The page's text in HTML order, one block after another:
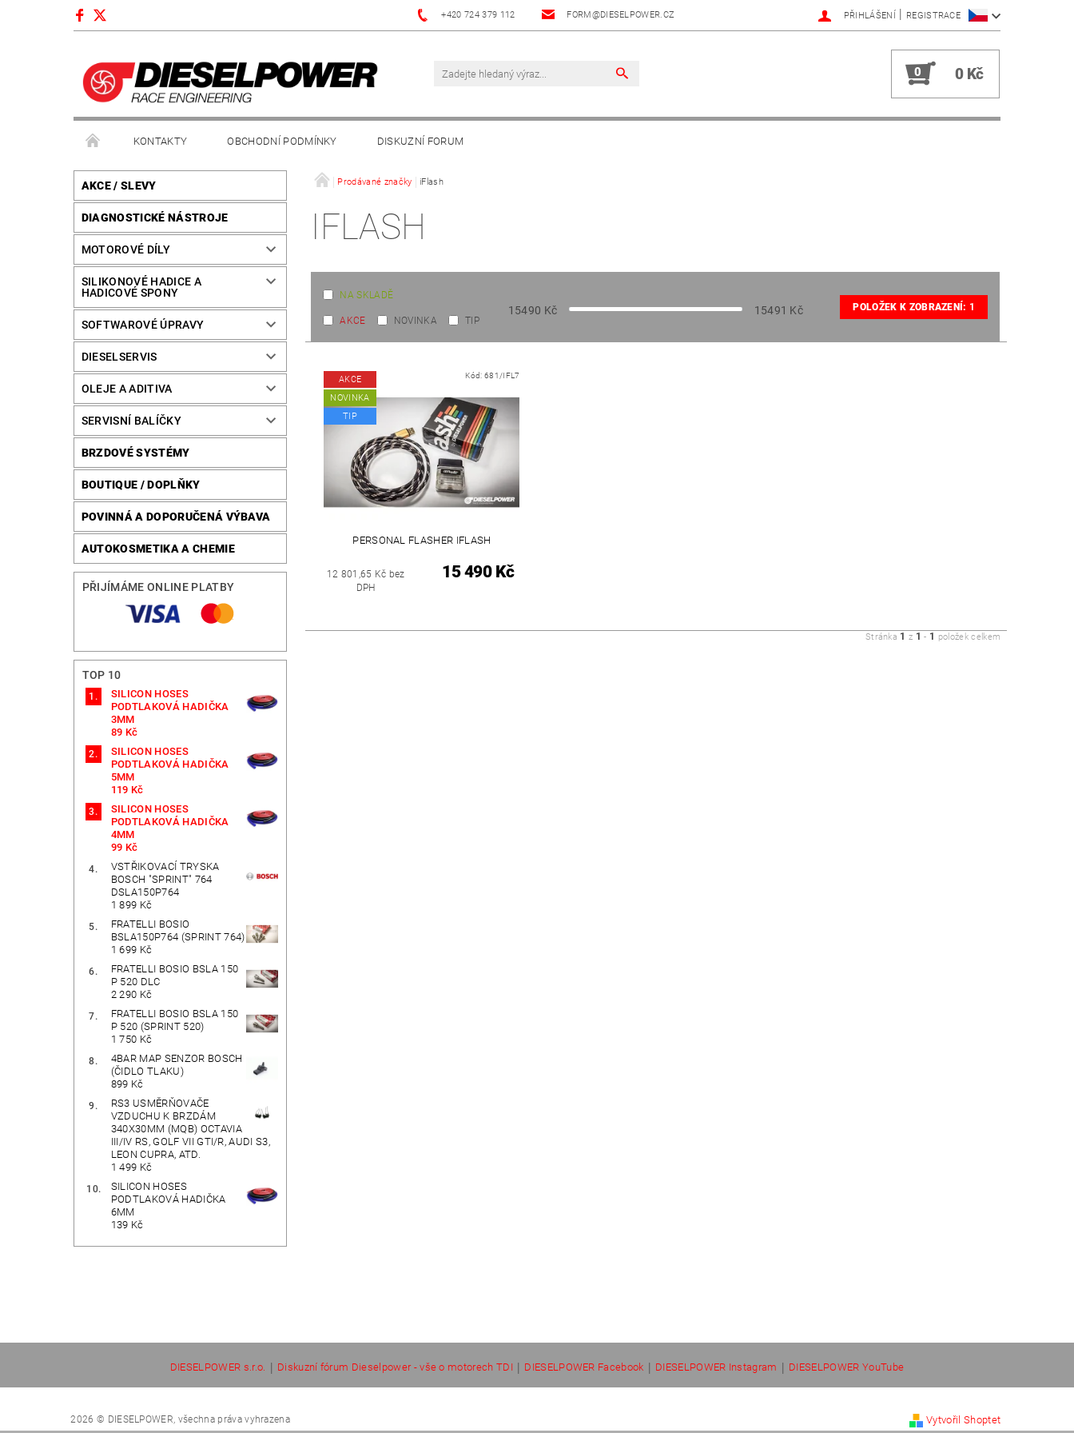
+420 724 379 112 FORM@DIESELPOWER.CZ PŘIHLÁŠENÍ | REGISTRACE
0 0 Kč
KONTAKTY OBCHODNÍ PODMÍNKY DISKUZNÍ FORUM
AKCE / SLEVY
DIAGNOSTICKÉ NÁSTROJE
MOTOROVÉ DÍLY
SILIKONOVÉ HADICE A
HADICOVÉ SPONY
SOFTWAROVÉ ÚPRAVY
DIESELSERVIS
OLEJE A ADITIVA
SERVISNÍ BALÍČKY
BRZDOVÉ SYSTÉMY
BOUTIQUE / DOPLŇKY
POVINNÁ A DOPORUČENÁ VÝBAVA
AUTOKOSMETIKA A CHEMIE
PŘIJÍMÁME ONLINE PLATBY
TOP 10
SILICON HOSES
PODTLAKOVÁ HADIČKA
3MM
89 Kč
SILICON HOSES
PODTLAKOVÁ HADIČKA
5MM
119 Kč
SILICON HOSES
PODTLAKOVÁ HADIČKA
4MM
99 Kč
VSTŘIKOVACÍ TRYSKA
BOSCH "SPRINT" 764
DSLA150P764
1 899 Kč
FRATELLI BOSIO
BSLA150P764 (SPRINT 764)
1 699 Kč
FRATELLI BOSIO BSLA 150
P 520 DLC
2 290 Kč
FRATELLI BOSIO BSLA 150
P 520 (SPRINT 520)
1 750 Kč
4BAR MAP SENZOR BOSCH
(ČIDLO TLAKU)
899 Kč
RS3 USMĚRŇOVAČE
VZDUCHU K BRZDÁM
340X30MM (MQB) OCTAVIA
III/IV RS, GOLF VII GTI/R, AUDI S3,
LEON CUPRA, ATD.
1 499 Kč
SILICON HOSES
PODTLAKOVÁ HADIČKA
6MM
139 Kč
Prodávané značky iFlash
IFLASH
NA SKLADĚ
AKCE NOVINKA TIP
15490 Kč 15491 Kč POLOŽEK K ZOBRAZENÍ: 1
AKCE
NOVINKA
TIP
Kód: 681/IFL7
PERSONAL FLASHER IFLASH
12 801,65 Kč bez
DPH
15 490 Kč
Stránka 1 z 1 - 1 položek celkem
DIESELPOWER s.r.o. | Diskuzní fórum Dieselpower - vše o motorech TDI | DIESELPOWER Facebook | DIESELPOWER Instagram | DIESELPOWER YouTube
2026 © DIESELPOWER, všechna práva vyhrazena Vytvořil Shoptet